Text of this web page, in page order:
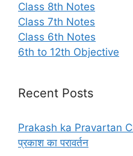
Class 8th Notes
Class 7th Notes
Class 6th Notes
6th to 12th Objective
Recent Posts
Prakash ka Pravartan
प्रकाश का परावर्तन